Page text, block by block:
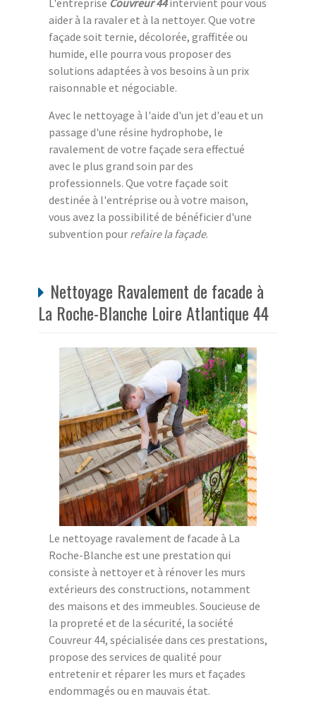
L'entreprise Couvreur 44intervient pour vous
aider à la ravaler et à la nettoyer. Que votre
façade soit ternie, décolorée, graffitée ou
humide, elle pourra vous proposer des
solutions adaptées à vos besoins à un prix
raisonnable et négociable.
Avec le nettoyage à l'aide d'un jet d'eau et un
passage d'une résine hydrophobe, le
ravalement de votre façade sera effectué
avec le plus grand soin par des
professionnels. Que votre façade soit
destinée à l'entréprise ou à votre maison,
vous avez la possibilité de bénéficier d'une
subvention pour refaire la façade.
Nettoyage Ravalement de facade à
La Roche-Blanche Loire Atlantique 44
Le nettoyage ravalement de facade à La
Roche-Blanche est une prestation qui
consiste à nettoyer et à rénover les murs
extérieurs des constructions, notamment
des maisons et des immeubles. Soucieuse de
la propreté et de la sécurité, la société
Couvreur 44, spécialisée dans ces prestations,
propose des services de qualité pour
entretenir et réparer les murs et façades
endommagés ou en mauvais état.